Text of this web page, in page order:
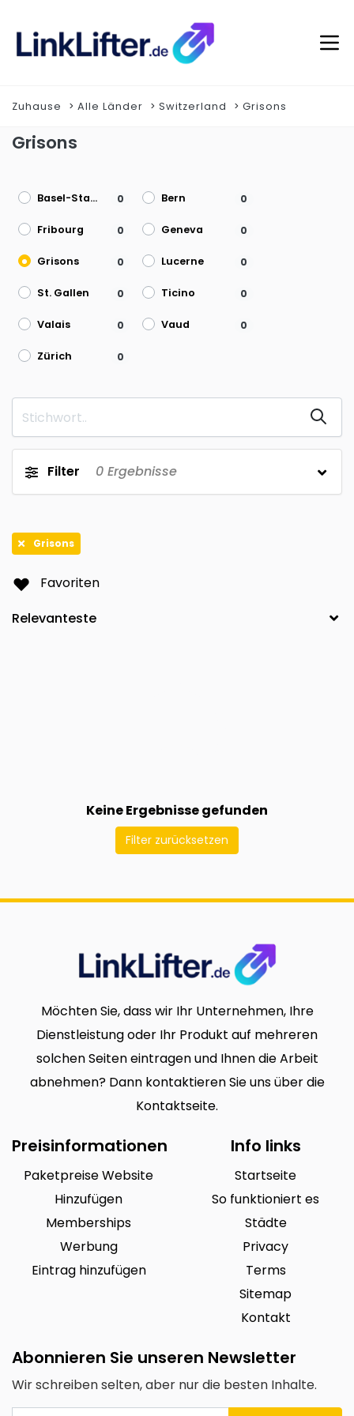
Zuhause Alle Länder Switzerland Grisons
Grisons
Basel-Stadt 0 Bern 0
Fribourg 0 Geneva 0
Grisons 0 Lucerne 0
St. Gallen 0 Ticino 0
Valais 0 Vaud 0
Zürich 0
Filter 0 Ergebnisse
Grisons
Favoriten
Keine Ergebnisse gefunden
Filter zurücksetzen
Möchten Sie, dass wir Ihr Unternehmen, Ihre
Dienstleistung oder Ihr Produkt auf mehreren
solchen Seiten eintragen und Ihnen die Arbeit
abnehmen? Dann kontaktieren Sie uns über die
Kontaktseite.
Preisinformationen
Paketpreise Website
Hinzufügen
Memberships
Werbung
Eintrag hinzufügen
Info links
Startseite
So funktioniert es
Städte
Privacy
Terms
Sitemap
Kontakt
Abonnieren Sie unseren Newsletter
Wir schreiben selten, aber nur die besten Inhalte.